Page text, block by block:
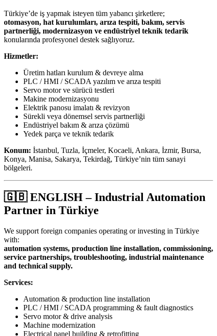
Türkiye’de iş yapmak isteyen tüm yabancı şirketlere;
otomasyon, hat kurulumları, arıza tespiti, bakım, servis
partnerliği, modernizasyon ve endüstriyel teknik tedarik
konularında profesyonel destek sağlıyoruz.
Hizmetler:
Üretim hatları kurulum & devreye alma
PLC / HMI / SCADA yazılım ve arıza tespiti
Servo motor ve sürücü testleri
Makine modernizasyonu
Elektrik panosu imalatı & revizyon
Sürekli veya dönemsel servis partnerliği
Endüstriyel bakım & arıza çözümü
Yedek parça ve teknik tedarik
Konum: İstanbul, Tuzla, İçmeler, Kocaeli, Ankara, İzmir, Bursa,
Konya, Manisa, Sakarya, Tekirdağ, Türkiye’nin tüm sanayi
bölgeleri.
🇬🇧ENGLISH – Industrial Automation
Partner in Türkiye
We support foreign companies operating or investing in Türkiye
with:
automation systems, production line installation, commissioning,
service partnerships, troubleshooting, industrial maintenance
and technical supply.
Services:
Automation & production line installation
PLC / HMI / SCADA programming & fault diagnostics
Servo motor & drive analysis
Machine modernization
Electrical panel building & retrofitting